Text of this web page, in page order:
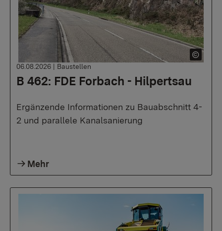
B 462: FDE Forbach - Hilpertsau
06.08.2026 | Baustellen
Ergänzende Informationen zu Bauabschnitt 4-
2 und parallele Kanalsanierung
Mehr